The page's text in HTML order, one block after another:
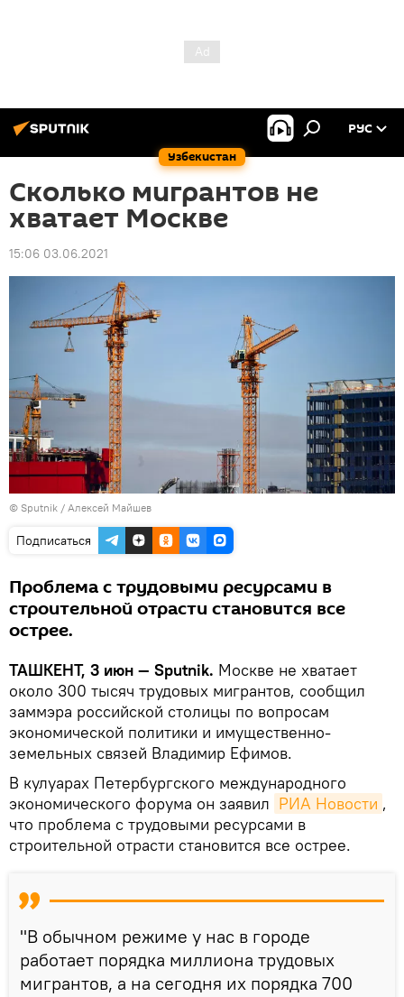
Узбекистан
РУС
Сколько мигрантов не
хватает Москве
15:06 03.06.2021
© Sputnik / Алексей Майшев
Подписаться
Проблема с трудовыми ресурсами в
строительной отрасти становится все
острее.
ТАШКЕНТ, 3 июн — Sputnik. Москве не хватает
около 300 тысяч трудовых мигрантов, сообщил
заммэра российской столицы по вопросам
экономической политики и имущественно-
земельных связей Владимир Ефимов.
В кулуарах Петербургского международного
экономического форума он заявил РИА Новости ,
что проблема с трудовыми ресурсами в
строительной отрасти становится все острее.
"В обычном режиме у нас в городе
работает порядка миллиона трудовых
мигрантов, а на сегодня их порядка 700